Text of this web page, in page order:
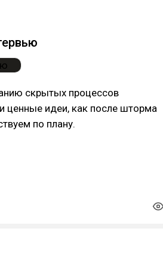
скрытых процессов
ценные идеи, как после шторма
по плану.